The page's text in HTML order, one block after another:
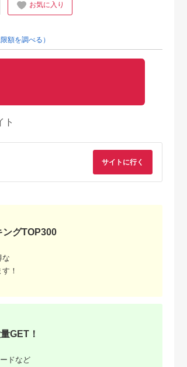
お気に入り
限額を調べる）
ト
サイトに行く
ングTOP300
な
！
GET！
ドなど